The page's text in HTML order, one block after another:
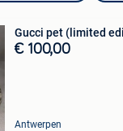
Gucci pet (limited
€ 100,00
Antwerpen